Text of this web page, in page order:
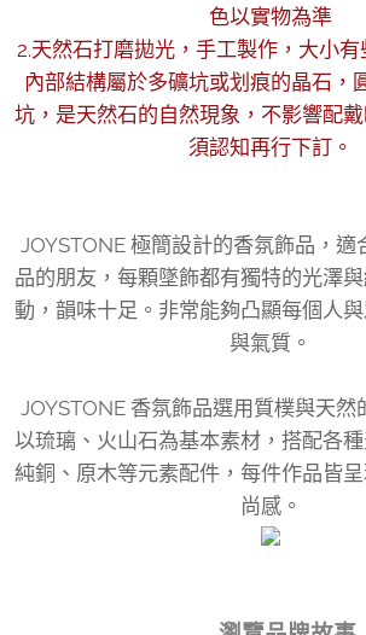
色以實物為準
2.天然石打磨拋光，手工製作，大小
內部結構屬於多礦坑或划痕的晶石，
坑，是天然石的自然現象，不影響配
須認知再行下訂。
JOYSTONE 極簡設計的香氛飾品，
品的朋友，每顆墜飾都有獨特的光澤
動，韻味十足。非常能夠凸顯每個人
與氣質。
JOYSTONE 香氛飾品選用質樸與天
以琉璃、火山石為基本素材，搭配各
純銅、原木等元素配件，每件作品皆
尚感。